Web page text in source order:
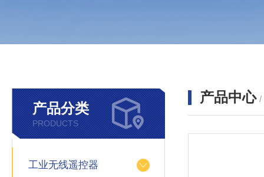
产品分类
PRODUCTS
工业无线遥控器
产品中心 /